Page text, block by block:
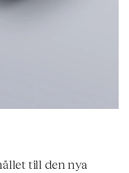
till den nya